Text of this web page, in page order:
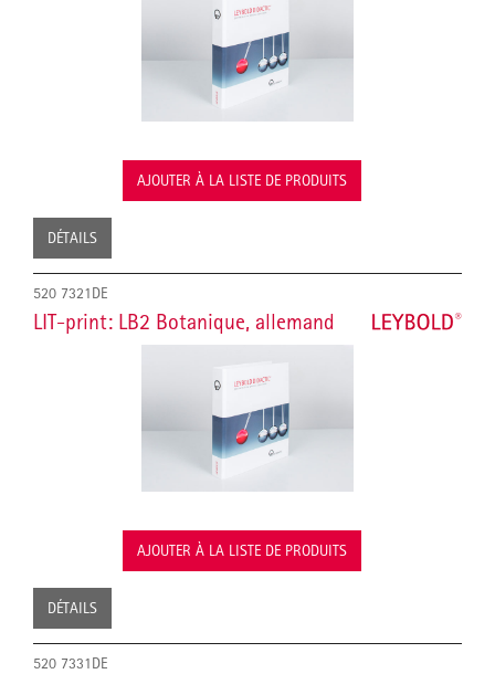
AJOUTER À LA LISTE DE PRODUITS
DÉTAILS
520 7321DE
LIT-print: LB2 Botanique, allemand
AJOUTER À LA LISTE DE PRODUITS
DÉTAILS
520 7331DE